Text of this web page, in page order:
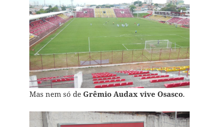
Mas nem só de Grêmio Audax vive Osasco.